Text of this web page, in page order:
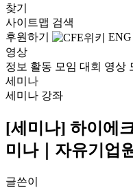
찾기
사이트맵 검색
후원하기
ENG
영상
정보 활동 모임 대회 영상
세미나
세미나 강좌
[세미나] 하이에
미나｜자유기업
글쓴이